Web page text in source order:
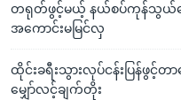
တရုတ်ဖွင့်မယ့် နယ်စပ်ကုန်သွယ်ရ
အကောင်းမမြင်လှ
ထိုင်းခရီးသွားလုပ်ငန်းပြန်ဖွင့်တ
မျှော်လင့်ချက်တိုး